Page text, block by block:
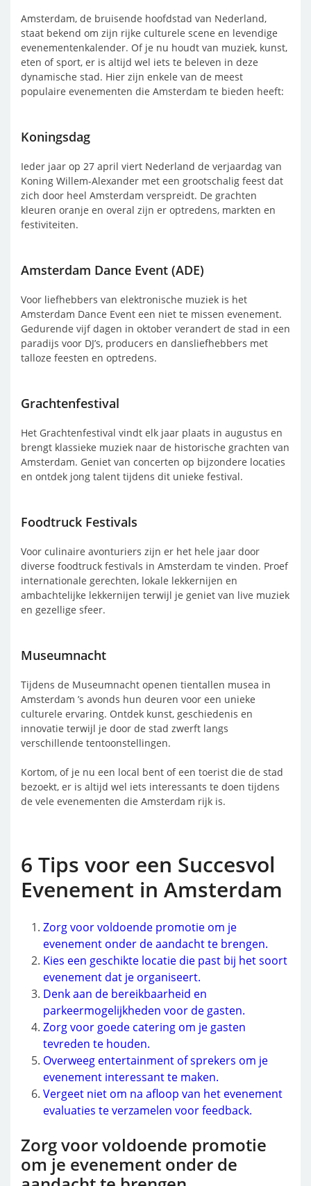
Amsterdam, de bruisende hoofdstad van Nederland,
staat bekend om zijn rijke culturele scene en levendige
evenementenkalender. Of je nu houdt van muziek, kunst,
eten of sport, er is altijd wel iets te beleven in deze
dynamische stad. Hier zijn enkele van de meest
populaire evenementen die Amsterdam te bieden heeft:
Koningsdag
Ieder jaar op 27 april viert Nederland de verjaardag van
Koning Willem-Alexander met een grootschalig feest dat
zich door heel Amsterdam verspreidt. De grachten
kleuren oranje en overal zijn er optredens, markten en
festiviteiten.
Amsterdam Dance Event (ADE)
Voor liefhebbers van elektronische muziek is het
Amsterdam Dance Event een niet te missen evenement.
Gedurende vijf dagen in oktober verandert de stad in een
paradijs voor DJ’s, producers en dansliefhebbers met
talloze feesten en optredens.
Grachtenfestival
Het Grachtenfestival vindt elk jaar plaats in augustus en
brengt klassieke muziek naar de historische grachten van
Amsterdam. Geniet van concerten op bijzondere locaties
en ontdek jong talent tijdens dit unieke festival.
Foodtruck Festivals
Voor culinaire avonturiers zijn er het hele jaar door
diverse foodtruck festivals in Amsterdam te vinden. Proef
internationale gerechten, lokale lekkernijen en
ambachtelijke lekkernijen terwijl je geniet van live muziek
en gezellige sfeer.
Museumnacht
Tijdens de Museumnacht openen tientallen musea in
Amsterdam ’s avonds hun deuren voor een unieke
culturele ervaring. Ontdek kunst, geschiedenis en
innovatie terwijl je door de stad zwerft langs
verschillende tentoonstellingen.
Kortom, of je nu een local bent of een toerist die de stad
bezoekt, er is altijd wel iets interessants te doen tijdens
de vele evenementen die Amsterdam rijk is.
6 Tips voor een Succesvol
Evenement in Amsterdam
Zorg voor voldoende promotie om je
evenement onder de aandacht te brengen.
Kies een geschikte locatie die past bij het soort
evenement dat je organiseert.
Denk aan de bereikbaarheid en
parkeermogelijkheden voor de gasten.
Zorg voor goede catering om je gasten
tevreden te houden.
Overweeg entertainment of sprekers om je
evenement interessant te maken.
Vergeet niet om na afloop van het evenement
evaluaties te verzamelen voor feedback.
Zorg voor voldoende promotie
om je evenement onder de